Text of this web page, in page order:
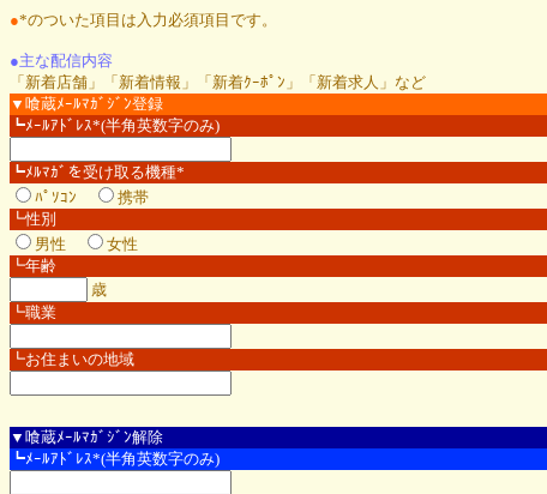
●*のついた項目は入力必須項目です。
●主な配信内容
「新着店舗」「新着情報」「新着ｸｰﾎﾟﾝ」「新着求人」など
▼喰蔵ﾒｰﾙﾏｶﾞｼﾞﾝ登録
┗ﾒｰﾙｱﾄﾞﾚｽ*(半角英数字のみ)
┗ﾒﾙﾏｶﾞを受け取る機種*
ﾊﾟｿｺﾝ
携帯
┗性別
男性
女性
┗年齢
歳
┗職業
┗お住まいの地域
▼喰蔵ﾒｰﾙﾏｶﾞｼﾞﾝ解除
┗ﾒｰﾙｱﾄﾞﾚｽ*(半角英数字のみ)